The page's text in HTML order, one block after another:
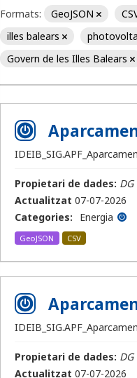
Formats: GeoJSON
illes balears
Govern de les Illes Balears
Propietari de dades:
Actualitzat 07-07-2026
Categories:
Energia
GeoJSON CSV
Propietari de dades:
Actualitzat 07-07-2026